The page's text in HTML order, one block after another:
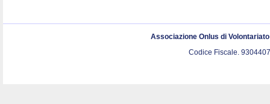
Associazione Onlus di
Codice Fiscale.